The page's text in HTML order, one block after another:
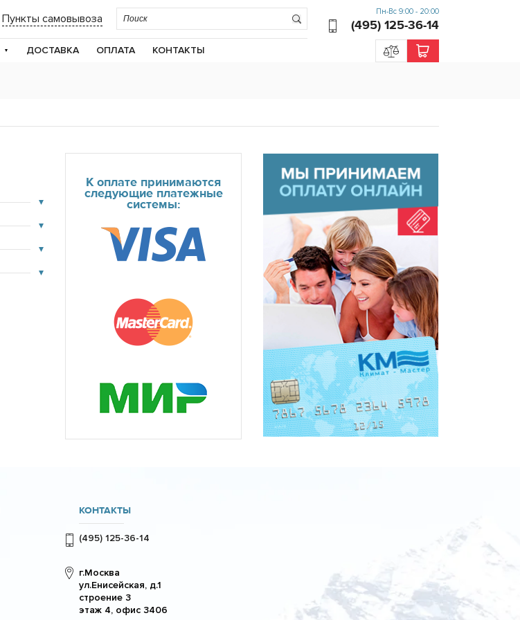
Пункты самовывоза
ДОСТАВКА ОПЛАТА КОНТАКТЫ
Пн-Вс 9:00 - 20:00
(495) 125-36-14
К оплате принимаются
следующие платежные
системы:
КОНТАКТЫ
(495) 125-36-14
г.Москва
ул.Енисейская, д.1
строение 3
этаж 4, офис 3406